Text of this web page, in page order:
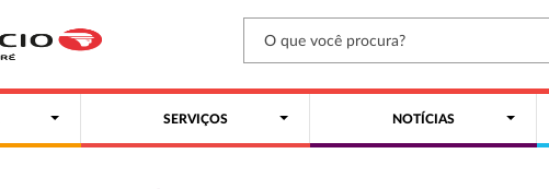
SERVIÇOS NOTÍCIAS